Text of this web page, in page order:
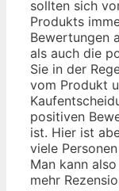
sollten sich
Produkts
Bewertungen
als auch die
Sie in der
vom Produkt
positiven
ist. Hier ist
viele
Man kann
mehr